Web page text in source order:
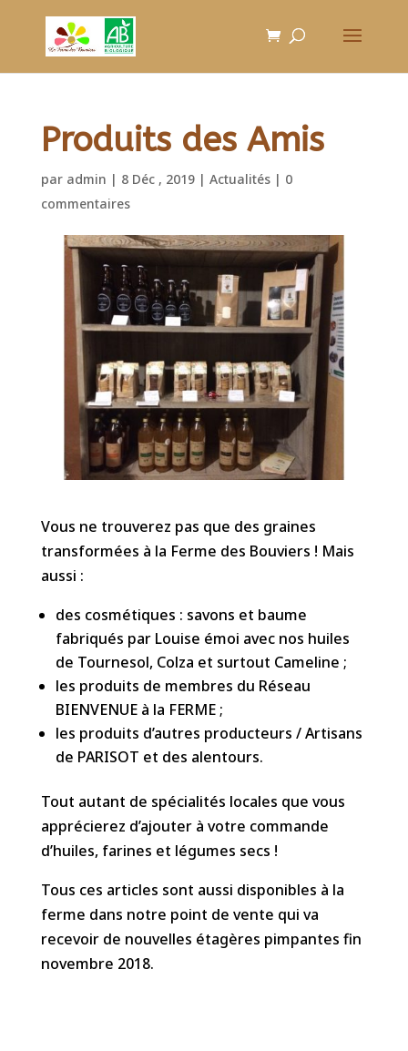
Produits des Amis
par admin | 8 Déc , 2019| Actualités| 0
commentaires
Vous ne trouverez pas que des graines
transformées à la Ferme des Bouviers ! Mais
aussi :
des cosmétiques : savons et baume
fabriqués par Louise émoi avec nos huiles
de Tournesol, Colza et surtout Cameline ;
les produits de membres du Réseau
BIENVENUE à la FERME ;
les produits d’autres producteurs / Artisans
de PARISOT et des alentours.
Tout autant de spécialités locales que vous
apprécierez d’ajouter à votre commande
d’huiles, farines et légumes secs !
Tous ces articles sont aussi disponibles à la
ferme dans notre point de vente qui va
recevoir de nouvelles étagères pimpantes fin
novembre 2018.